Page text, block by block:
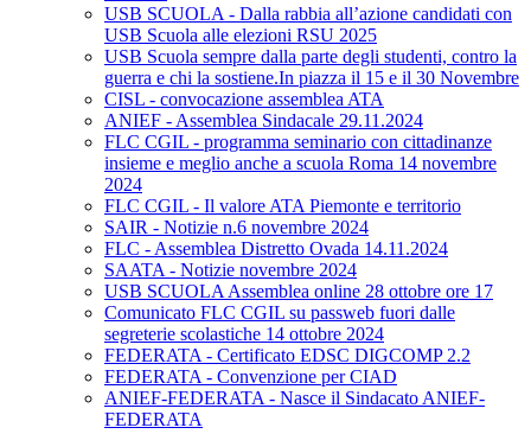
USB SCUOLA - Dalla rabbia all’azione candidati con
USB Scuola alle elezioni RSU 2025
USB Scuola sempre dalla parte degli studenti, contro la
guerra e chi la sostiene.In piazza il 15 e il 30 Novembre
CISL - convocazione assemblea ATA
ANIEF - Assemblea Sindacale 29.11.2024
FLC CGIL - programma seminario con cittadinanze
insieme e meglio anche a scuola Roma 14 novembre
2024
FLC CGIL - Il valore ATA Piemonte e territorio
SAIR - Notizie n.6 novembre 2024
FLC - Assemblea Distretto Ovada 14.11.2024
SAATA - Notizie novembre 2024
USB SCUOLA Assemblea online 28 ottobre ore 17
Comunicato FLC CGIL su passweb fuori dalle
segreterie scolastiche 14 ottobre 2024
FEDERATA - Certificato EDSC DIGCOMP 2.2
FEDERATA - Convenzione per CIAD
ANIEF-FEDERATA - Nasce il Sindacato ANIEF-
FEDERATA